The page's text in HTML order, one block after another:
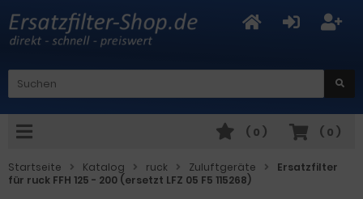
( 0 )
( 0 )
Startseite Katalog ruck Zuluftgeräte
Ersatzfilter
für ruck FFH 125 - 200 (ersetzt LFZ 05 F5 115268)